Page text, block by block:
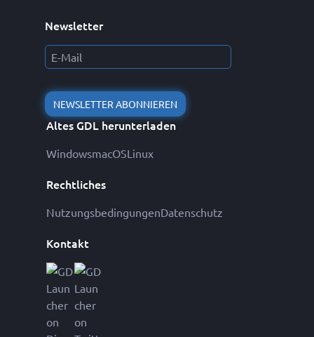
Newsletter
NEWSLETTER ABONNIEREN
Altes GDL herunterladen
WindowsmacOSLinux
Rechtliches
NutzungsbedingungenDatenschutz
Kontakt